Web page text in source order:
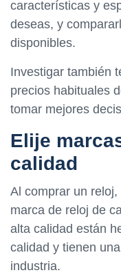
características y
deseas, y
disponibles.
Investigar también
precios habituales
tomar mejores
Elije
calidad
Al comprar un
marca de reloj de
alta calidad están
calidad y tienen
industria.